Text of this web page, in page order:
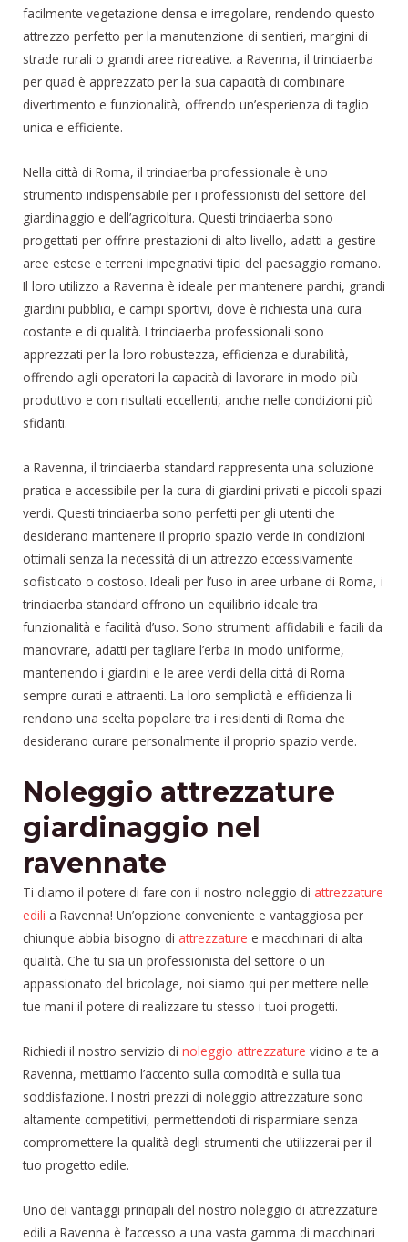
facilmente vegetazione densa e irregolare, rendendo questo
attrezzo perfetto per la manutenzione di sentieri, margini di
strade rurali o grandi aree ricreative. a Ravenna, il trinciaerba
per quad è apprezzato per la sua capacità di combinare
divertimento e funzionalità, offrendo un’esperienza di taglio
unica e efficiente.
Nella città di Roma, il trinciaerba professionale è uno
strumento indispensabile per i professionisti del settore del
giardinaggio e dell’agricoltura. Questi trinciaerba sono
progettati per offrire prestazioni di alto livello, adatti a gestire
aree estese e terreni impegnativi tipici del paesaggio romano.
Il loro utilizzo a Ravenna è ideale per mantenere parchi, grandi
giardini pubblici, e campi sportivi, dove è richiesta una cura
costante e di qualità. I trinciaerba professionali sono
apprezzati per la loro robustezza, efficienza e durabilità,
offrendo agli operatori la capacità di lavorare in modo più
produttivo e con risultati eccellenti, anche nelle condizioni più
sfidanti.
a Ravenna, il trinciaerba standard rappresenta una soluzione
pratica e accessibile per la cura di giardini privati e piccoli spazi
verdi. Questi trinciaerba sono perfetti per gli utenti che
desiderano mantenere il proprio spazio verde in condizioni
ottimali senza la necessità di un attrezzo eccessivamente
sofisticato o costoso. Ideali per l’uso in aree urbane di Roma, i
trinciaerba standard offrono un equilibrio ideale tra
funzionalità e facilità d’uso. Sono strumenti affidabili e facili da
manovrare, adatti per tagliare l’erba in modo uniforme,
mantenendo i giardini e le aree verdi della città di Roma
sempre curati e attraenti. La loro semplicità e efficienza li
rendono una scelta popolare tra i residenti di Roma che
desiderano curare personalmente il proprio spazio verde.
Noleggio attrezzature
giardinaggio nel
ravennate
Ti diamo il potere di fare con il nostro noleggio di attrezzature
edili a Ravenna! Un’opzione conveniente e vantaggiosa per
chiunque abbia bisogno di attrezzature e macchinari di alta
qualità. Che tu sia un professionista del settore o un
appassionato del bricolage, noi siamo qui per mettere nelle
tue mani il potere di realizzare tu stesso i tuoi progetti.
Richiedi il nostro servizio di noleggio attrezzature vicino a te a
Ravenna, mettiamo l’accento sulla comodità e sulla tua
soddisfazione. I nostri prezzi di noleggio attrezzature sono
altamente competitivi, permettendoti di risparmiare senza
compromettere la qualità degli strumenti che utilizzerai per il
tuo progetto edile.
Uno dei vantaggi principali del nostro noleggio di attrezzature
edili a Ravenna è l’accesso a una vasta gamma di macchinari